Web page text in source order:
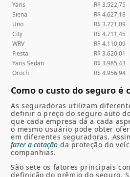
Yaris
R$ 3.522,75
Siena
R$ 4.627,18
Uno
R$ 3.721,09
City
R$ 4.711,45
WRV
R$ 4.110,09
Fiesta
R$ 3.620,01
Yaris Sedan
R$ 3.985,43
Oroch
R$ 4.956,94
Como o custo do seguro é
As seguradoras utilizam
definir o preço do seguro auto
que cada empresa dá a cada
o mesmo usuário pode obter
em diferentes seguradoras.
fazer a cotação da proteção do
companhias.
São sete os fatores principais
definição do prêmio do seguro.